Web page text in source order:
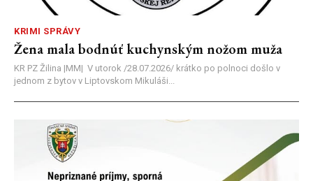
KRIMI SPRÁVY
Žena mala bodnúť kuchynským nožom muža
KR PZ Žilina |MM| V utorok /28.07.2026/ krátko po polnoci došlo v
jednom z bytov v Liptovskom Mikuláši...